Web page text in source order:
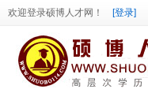
欢迎登录硕博人才网！ [登录]